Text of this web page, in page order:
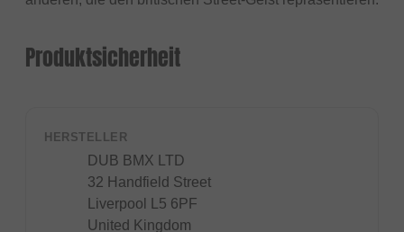
Produktsicherheit
HERSTELLER
DUB BMX LTD
32 Handfield Street
Liverpool L5 6PF
United Kingdom